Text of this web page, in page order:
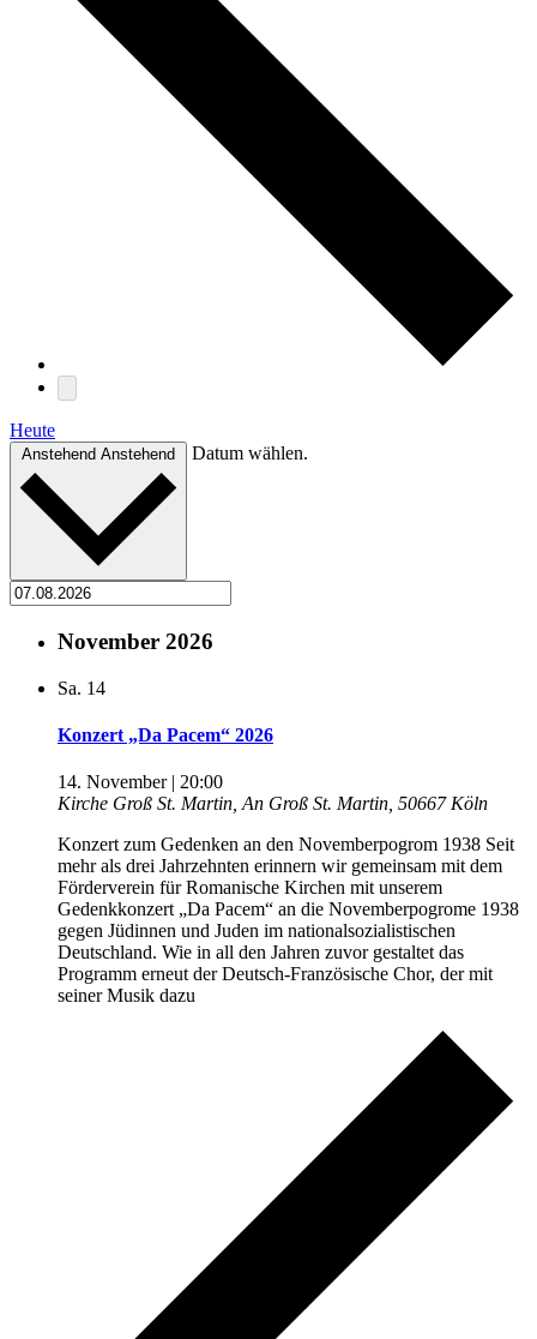
Heute
Anstehend Anstehend Datum wählen.
November 2026
Sa. 14
Konzert „Da Pacem“ 2026
14. November | 20:00
Kirche Groß St. Martin, An Groß St. Martin, 50667 Köln
Konzert zum Gedenken an den Novemberpogrom 1938 Seit
mehr als drei Jahrzehnten erinnern wir gemeinsam mit dem
Förderverein für Romanische Kirchen mit unserem
Gedenkkonzert „Da Pacem“ an die Novemberpogrome 1938
gegen Jüdinnen und Juden im nationalsozialistischen
Deutschland. Wie in all den Jahren zuvor gestaltet das
Programm erneut der Deutsch-Französische Chor, der mit
seiner Musik dazu